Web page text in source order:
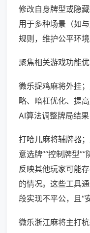
修改自身牌型或隐
用于多种场景（如
规则，维护公平环境
聚焦相关游戏功能优
微乐捉鸡麻将外挂
略、暗杠优化、提
AI算法调整牌局结果
打哈儿麻将辅牌器
意选牌”“控制牌型
反映其他玩家可能
的情况。这些工具
段实现不平公，且“
微乐浙江麻将主打